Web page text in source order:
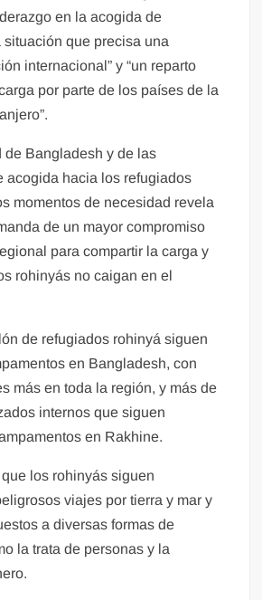
en la acogida de
situación que precisa una
internacional” y “un reparto
por parte de los países de la
de Bangladesh y de las
acogida hacia los refugiados
momentos de necesidad revela
de un mayor compromiso
para compartir la carga y
rohinyás no caigan en el
de refugiados rohinyá siguen
en Bangladesh, con
más en toda la región, y más de
internos que siguen
en Rakhine.
los rohinyás siguen
viajes por tierra y mar y
a diversas formas de
la trata de personas y la